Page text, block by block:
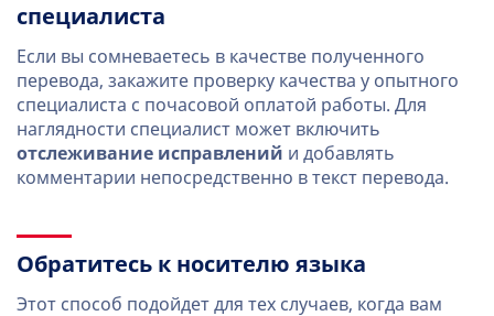
специалиста
Если вы сомневаетесь в качестве полученного
перевода, закажите проверку качества у опытного
специалиста с почасовой оплатой работы. Для
наглядности специалист может включить
отслеживание исправлений и добавлять
комментарии непосредственно в текст перевода.
Обратитесь к носителю языка
Этот способ подойдет для тех случаев, когда вам